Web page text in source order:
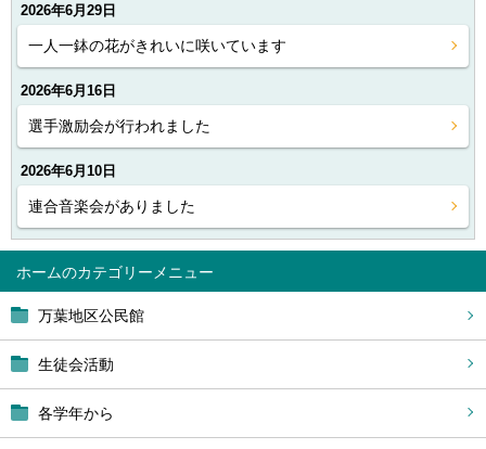
ホーム
万葉地区公民館
生徒会活動
各学年から
2026年6月29日
一人一鉢の花がきれいに咲いています
2026年6月16日
選手激励会が行われました
2026年6月10日
連合音楽会がありました